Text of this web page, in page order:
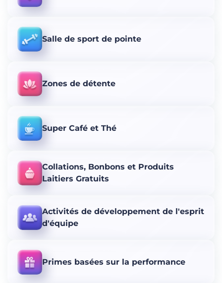
Salle de sport de pointe
Zones de détente
Super Café et Thé
Collations, Bonbons et Produits
Laitiers Gratuits
Activités de développement de l'esprit
d'équipe
Primes basées sur la performance